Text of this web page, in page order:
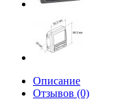
Описание
Отзывов (0)